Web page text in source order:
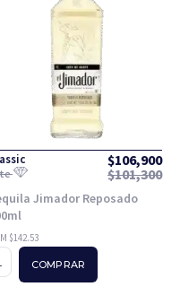
$106,900
$101,300
Jimador Reposado
$142.53
COMPRAR